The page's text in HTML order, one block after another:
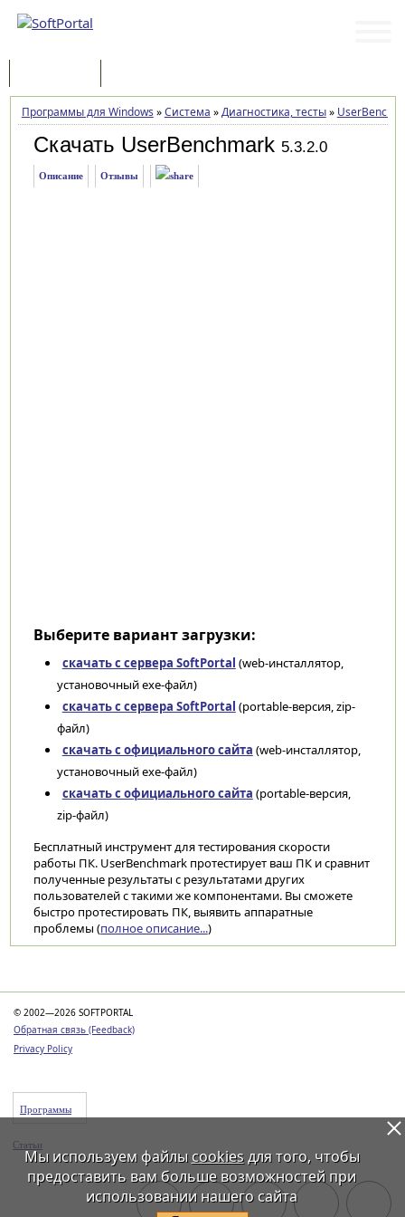
Программы для Windows »Система »Диагностика, тесты»
Скачать UserBenchmark 5.3.2.0
Описание Отзывы
Выберите вариант загрузки:
скачать с сервера SoftPortal (web-инсталлятор,
установочный exe-файл)
скачать с сервера SoftPortal (portable-версия, zip-
файл)
скачать с официального сайта (web-инсталлятор,
установочный exe-файл)
скачать с официального сайта (portable-версия,
zip-файл)
Бесплатный инструмент для тестирования скорости
работы ПК. UserBenchmark протестирует ваш ПК и сравнит
полученные результаты с результатами других
пользователей с такими же компонентами. Вы сможете
быстро протестировать ПК, выявить аппаратные
проблемы (полное описание...)
© 2002—2026 SOFTPORTAL
Обратная связь (Feedback)
Privacy Policy
Программы
Статьи
Мы используем файлы cookiesдля того, чтобы
предоставить вам больше возможностей при
использовании нашего сайта